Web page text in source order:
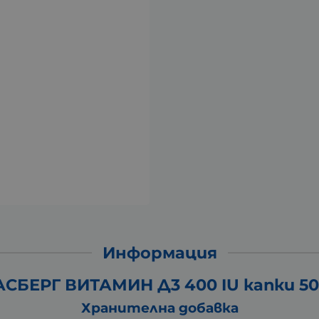
Информация
ВИТАМИН Д3 400 IU капки
Хранителна добавка